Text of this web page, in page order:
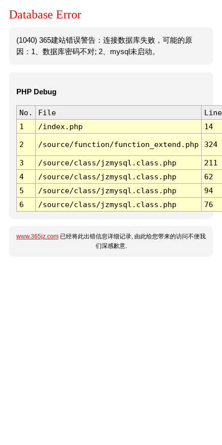
Database Error
(1040) 365建站错误警告：连接数据库失败，可能的原
因：1、数据库密码不对; 2、mysql未启动。
PHP Debug
No. File
Line
1
/index.php 14
2 /source/function/function_extend.php 324
3 /source/class/jzmysql.class.php
211
4
/source/class/jzmysql.class.php
62
5
/source/class/jzmysql.class.php
94
6
/source/class/jzmysql.class.php 76
www.365jz.com 已经将此出错信息详细记录, 由此给您带来的访问不便我
们深感歉意.